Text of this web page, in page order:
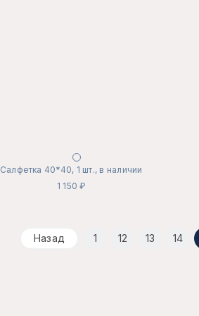
Салфетка 40*40, 1 шт., в наличии
1 150 ₽
Назад 1 12 13 14